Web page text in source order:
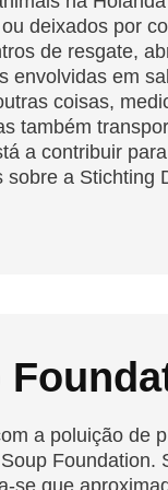
deixados por
de resgate,
envolvidas em
coisas,
também
a contribuir
a Stichting
a poluição de
Foundation.
se que